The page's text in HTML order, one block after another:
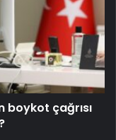
boykot çağrısı